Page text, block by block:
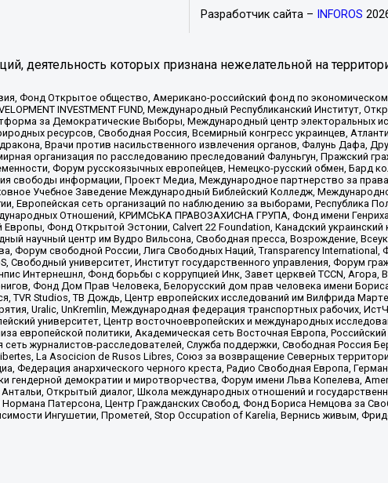
Разработчик сайта – INFOROS
деятельность которых признана нежелательной на
Фонд Открытое общество, Американо-российский фонд по
INVESTMENT FUND, Международный Республиканский Институт,
за Демократические Выборы, Международный центр электоральных
ресурсов, Свободная Россия, Всемирный конгресс украинцев,
Врачи против насильственного извлечения органов, Фалунь Дафа,
организация по расследованию преследований Фалуньгун, Пражский
Форум русскоязычных европейцев, Немецко-русский обмен, Бард
информации, Проект Медиа, Международное партнерство за
Учебное Заведение Международный Библейский Колледж,
Европейская сеть организаций по наблюдению за выборами, Республика
Отношений, КРИМСЬКА ПРАВОЗАХИСНА ГРУПА, Фонд имени
Фонд Открытой Эстонии, Calvert 22 Foundation, Канадский украинский
научный центр им Вудро Вильсона, Свободная пресса, Возрождение,
Форум свободной России, Лига Свободных Наций, Transparеncy
университет, Институт государственного управления, Форум
Интернешнл, Фонд борьбы с коррупцией Инк, Завет церквей TCCN,
Фонд Дом Прав Человека, Белорусский дом прав человека имени
TVR Studios, ТВ Дождь, Центр европейских исследований им Вилфрида
Uralic, UnKremlin, Международная федерация транспортных рабочих,
университет, Центр восточноевропейских и международных
европейской политики, Академическая сеть Восточная Европа,
журналистов-расследователей, Служба поддержки, Свободная Россия
La Asocicion de Rusos Libres, Союз за возвращение Северных
Федерация анархического черного креста, Радио Свободная Европа,
демократии и миротворчества, Форум имени Льва Копелева,
Открытый диалог, Школа международных отношений и
Патерсона, Центр Гражданских Свобод, Фонд Бориса Немцова за
Ингушетии, Прометей, Stop Occupation of Karelia, Вернись живым,